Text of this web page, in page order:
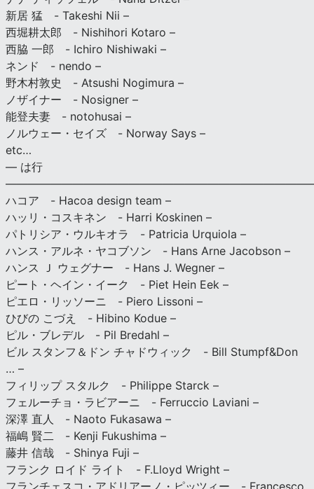
新居 猛 - Takeshi Nii –
西堀耕太郎 - Nishihori Kotaro –
西脇 一郎 - Ichiro Nishiwaki –
ネンド - nendo –
野木村敦史 - Atsushi Nogimura –
ノザイナー - Nosigner –
能登夫妻 - notohusai –
ノルウェー・セイズ - Norway Says –
etc…
— は行
ハコア - Hacoa design team –
ハッリ・コスキネン - Harri Koskinen –
パトリシア・ウルキオラ - Patricia Urquiola –
ハンス・アルネ・ヤコブソン - Hans Arne Jacobson –
ハンス Ｊ ウェグナー - Hans J. Wegner –
ピート・ヘイン・イーク - Piet Hein Eek –
ピエロ・リッソーニ - Piero Lissoni –
ひびの こづえ - Hibino Kodue –
ピル・ブレデル - Pil Bredahl –
ビル スタンフ＆ドン チャドウィック - Bill Stumpf&Don
… –
フィリップ スタルク - Philippe Starck –
フェルーチョ・ラビアーニ - Ferruccio Laviani –
深澤 直人 - Naoto Fukasawa –
福嶋 賢二 - Kenji Fukushima –
藤井 信哉 - Shinya Fuji –
フランク ロイド ライト - F.Lloyd Wright –
フランチェスコ・アドリアーノ・ピッツィー - Francesco